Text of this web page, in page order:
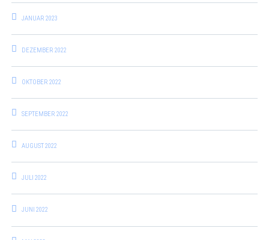
JANUAR 2023
DEZEMBER 2022
OKTOBER 2022
SEPTEMBER 2022
AUGUST 2022
JULI 2022
JUNI 2022